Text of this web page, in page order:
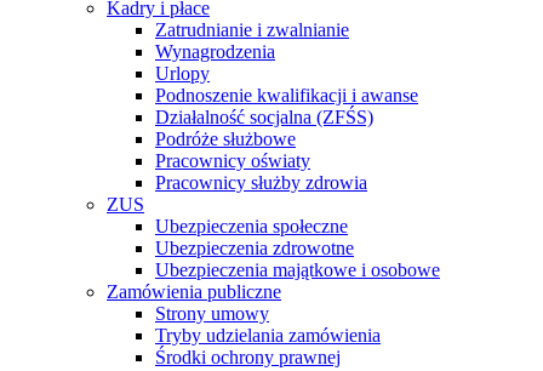
Kadry i płace
Zatrudnianie i zwalnianie
Wynagrodzenia
Urlopy
Podnoszenie kwalifikacji i awanse
Działalność socjalna (ZFŚS)
Podróże służbowe
Pracownicy oświaty
Pracownicy służby zdrowia
ZUS
Ubezpieczenia społeczne
Ubezpieczenia zdrowotne
Ubezpieczenia majątkowe i osobowe
Zamówienia publiczne
Strony umowy
Tryby udzielania zamówienia
Środki ochrony prawnej